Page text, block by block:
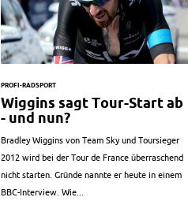
PROFI-RADSPORT
Wiggins sagt Tour-Start ab
- und nun?
Bradley Wiggins von Team Sky und Toursieger
2012 wird bei der Tour de France überraschend
nicht starten. Gründe nannte er heute in einem
BBC-Interview. Wie...